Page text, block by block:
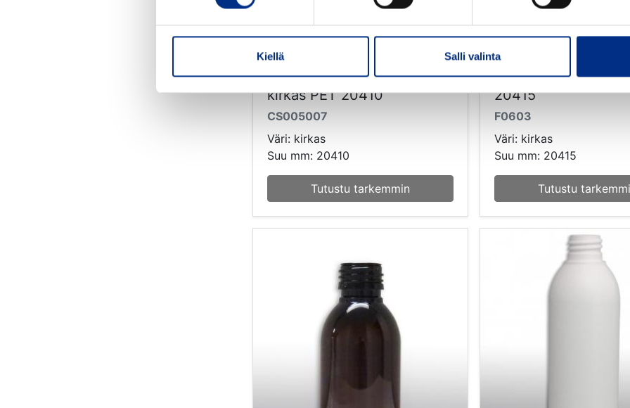
Kiellä Salli valinta
50 ml Sharp Cylindrical
kirkas PET 20410
CS005007
Väri: kirkas
Suu mm: 20410
Tutustu tarkemmin
50 ml Oval PET
20415
F0603
Väri: kirkas
Suu mm: 20415
Tutustu